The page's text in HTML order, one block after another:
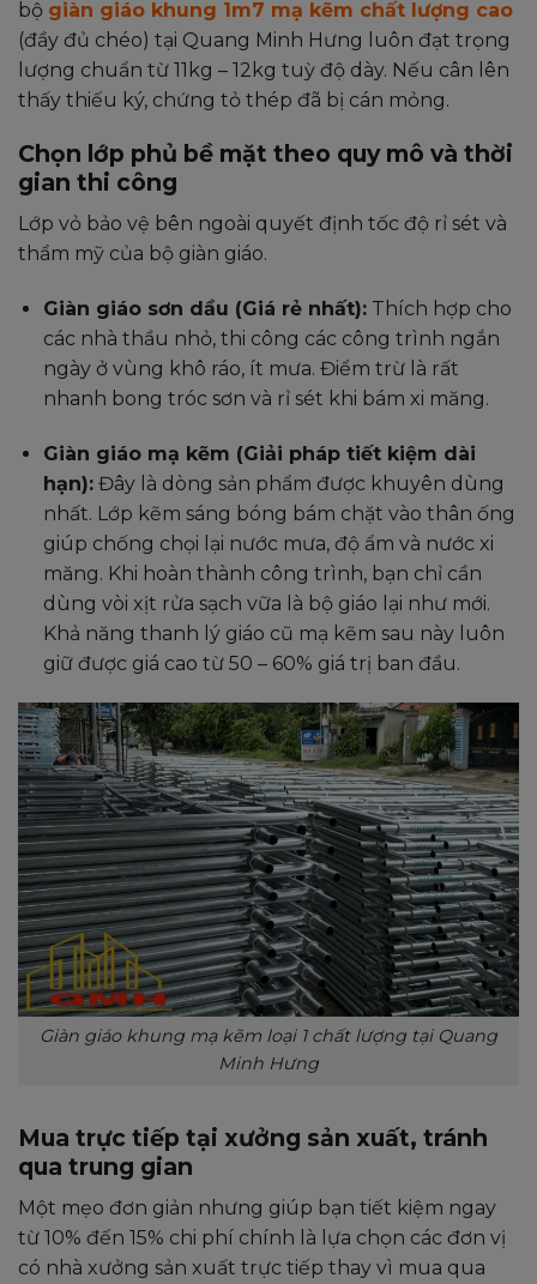
bộ giàn giáo khung 1m7 mạ kẽm chất lượng cao
(đầy đủ chéo) tại Quang Minh Hưng luôn đạt trọng
lượng chuẩn từ 11kg – 12kg tuỳ độ dày. Nếu cân lên
thấy thiếu ký, chứng tỏ thép đã bị cán mỏng.
Chọn lớp phủ bề mặt theo quy mô và thời
gian thi công
Lớp vỏ bảo vệ bên ngoài quyết định tốc độ rỉ sét và
thẩm mỹ của bộ giàn giáo.
Giàn giáo sơn dầu (Giá rẻ nhất):Thích hợp cho
các nhà thầu nhỏ, thi công các công trình ngắn
ngày ở vùng khô ráo, ít mưa. Điểm trừ là rất
nhanh bong tróc sơn và rỉ sét khi bám xi măng.
Giàn giáo mạ kẽm (Giải pháp tiết kiệm dài
hạn):Đây là dòng sản phẩm được khuyên dùng
nhất. Lớp kẽm sáng bóng bám chặt vào thân ống
giúp chống chọi lại nước mưa, độ ẩm và nước xi
măng. Khi hoàn thành công trình, bạn chỉ cần
dùng vòi xịt rửa sạch vữa là bộ giáo lại như mới.
Khả năng thanh lý giáo cũ mạ kẽm sau này luôn
giữ được giá cao từ 50 – 60% giá trị ban đầu.
Giàn giáo khung mạ kẽm loại 1 chất lượng tại Quang
Minh Hưng
Mua trực tiếp tại xưởng sản xuất, tránh
qua trung gian
Một mẹo đơn giản nhưng giúp bạn tiết kiệm ngay
từ 10% đến 15% chi phí chính là lựa chọn các đơn vị
có nhà xưởng sản xuất trực tiếp thay vì mua qua